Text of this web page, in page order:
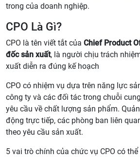
trong của doanh nghiệp.
CPO Là Gì?
CPO là tên viết tắt của Chief Product
đốc sản xuất, là người chịu trách
xuất diễn ra đúng kế hoạch
CPO có nhiệm vụ dựa trên năng lực
công ty và các đối tác trong chuỗi
yêu cầu về chất lượng sản phẩm.
động trực tiếp, các phòng ban liên
theo yêu cầu sản xuất.
5 vai trò chính của chức vụ CPO có